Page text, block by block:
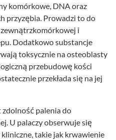
komórkowe, DNA oraz
przyzębia. Prowadzi to do
i
Dodatkowo substancje
toksycznie na osteoblasty
przebudowę kości
przekłada się na jej
zdolność palenia do
U palaczy obserwuje się
takie jak krwawienie